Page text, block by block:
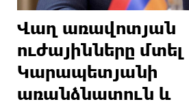
Վաղ առավոտյան
ուժայինները
Կարապետյանի
առանձնատուն և